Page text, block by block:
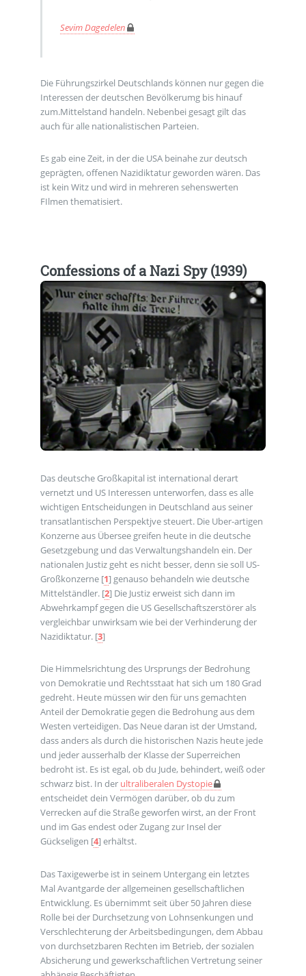
Sevim Dagedelen
Die Führungszirkel Deutschlands können nur gegen die
Interessen der deutschen Bevölkerumg bis hinauf
zum.Mittelstand handeln. Nebenbei gesagt gilt das
auch für alle nationalistischen Parteien.
Es gab eine Zeit, in der die USA beinahe zur deutsch
geprägten, offenen Nazidiktatur geworden wären. Das
ist kein Witz und wird in mehreren sehenswerten
FIlmen thematisiert.
Confessions of a Nazi Spy (1939)
Das deutsche Großkapital ist international derart
vernetzt und US Interessen unterworfen, dass es alle
wichtigen Entscheidungen in Deutschland aus seiner
transatlantischen Perspektjve steuert. Die Uber-artigen
Konzerne aus Übersee greifen heute in die deutsche
Gesetzgebung und das Verwaltungshandeln ein. Der
nationalen Justiz geht es nicht besser, denn sie soll US-
Großkonzerne[1]genauso behandeln wie deutsche
Mittelständler.[2]Die Justiz erweist sich dann im
Abwehrkampf gegen die US Gesellschaftszerstörer als
vergleichbar unwirksam wie bei der Verhinderung der
Nazidiktatur.[3]
Die Himmelsrichtung des Ursprungs der Bedrohung
von Demokratie und Rechtsstaat hat sich um 180 Grad
gedreht. Heute müssen wir den für uns gemachten
Anteil der Demokratie gegen die Bedrohung aus dem
Westen verteidigen. Das Neue daran ist der Umstand,
dass anders als durch die historischen Nazis heute jede
und jeder ausserhalb der Klasse der Superreichen
bedroht ist. Es ist egal, ob du Jude, behindert, weiß oder
schwarz bist. In der ultraliberalen Dystopie
entscheidet dein Vermögen darüber, ob du zum
Verrecken auf die Straße geworfen wirst, an der Front
und im Gas endest oder Zugang zur Insel der
Gückseligen [4]erhältst.
Das Taxigewerbe ist in seinem Untergang ein letztes
Mal Avantgarde der allgemeinen gesellschaftlichen
Entwicklung. Es übernimmt seit über 50 Jahren diese
Rolle bei der Durchsetzung von Lohnsenkungen und
Verschlechterung der Arbeitsbedingungen, dem Abbau
von durchsetzbaren Rechten im Betrieb, der sozialen
Absicherung und gewerkschaftlichen Vertretung seiner